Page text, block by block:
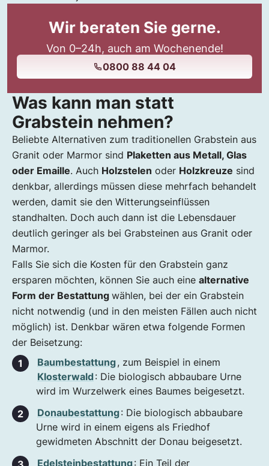
Wir beraten Sie gerne.
Von 0–24h, auch am Wochenende!
0800 88 44 04
Was kann man statt
Grabstein nehmen?
Beliebte Alternativen zum traditionellen Grabstein aus
Granit oder Marmor sind Plaketten aus Metall, Glas
oder Emaille. Auch Holzstelen oder Holzkreuze sind
denkbar, allerdings müssen diese mehrfach behandelt
werden, damit sie den Witterungseinflüssen
standhalten. Doch auch dann ist die Lebensdauer
deutlich geringer als bei Grabsteinen aus Granit oder
Marmor.
Falls Sie sich die Kosten für den Grabstein ganz
ersparen möchten, können Sie auch eine alternative
Form der Bestattung wählen, bei der ein Grabstein
nicht notwendig (und in den meisten Fällen auch nicht
möglich) ist. Denkbar wären etwa folgende Formen
der Beisetzung:
Baumbestattung, zum Beispiel in einem
Klosterwald: Die biologisch abbaubare Urne
wird im Wurzelwerk eines Baumes beigesetzt.
Donaubestattung: Die biologisch abbaubare
Urne wird in einem eigens als Friedhof
gewidmeten Abschnitt der Donau beigesetzt.
Edelsteinbestattung: Ein Teil der